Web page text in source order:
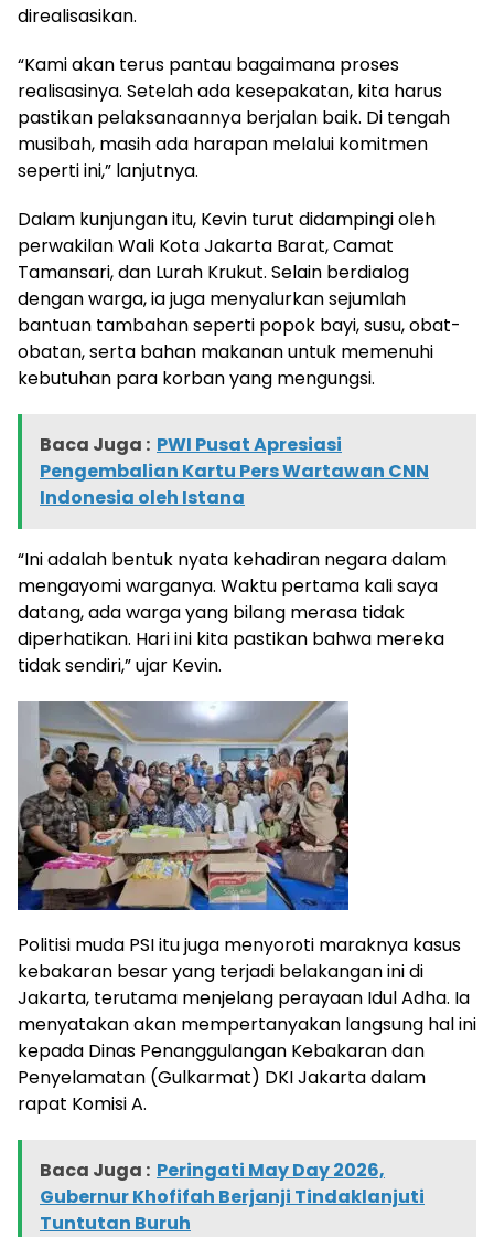
direalisasikan.
“Kami akan terus pantau bagaimana proses
realisasinya. Setelah ada kesepakatan, kita harus
pastikan pelaksanaannya berjalan baik. Di tengah
musibah, masih ada harapan melalui komitmen
seperti ini,” lanjutnya.
Dalam kunjungan itu, Kevin turut didampingi oleh
perwakilan Wali Kota Jakarta Barat, Camat
Tamansari, dan Lurah Krukut. Selain berdialog
dengan warga, ia juga menyalurkan sejumlah
bantuan tambahan seperti popok bayi, susu, obat-
obatan, serta bahan makanan untuk memenuhi
kebutuhan para korban yang mengungsi.
Baca Juga : PWI Pusat Apresiasi
Pengembalian Kartu Pers Wartawan CNN
Indonesia oleh Istana
“Ini adalah bentuk nyata kehadiran negara dalam
mengayomi warganya. Waktu pertama kali saya
datang, ada warga yang bilang merasa tidak
diperhatikan. Hari ini kita pastikan bahwa mereka
tidak sendiri,” ujar Kevin.
Politisi muda PSI itu juga menyoroti maraknya kasus
kebakaran besar yang terjadi belakangan ini di
Jakarta, terutama menjelang perayaan Idul Adha. Ia
menyatakan akan mempertanyakan langsung hal ini
kepada Dinas Penanggulangan Kebakaran dan
Penyelamatan (Gulkarmat) DKI Jakarta dalam
rapat Komisi A.
Baca Juga : Peringati May Day 2026,
Gubernur Khofifah Berjanji Tindaklanjuti
Tuntutan Buruh